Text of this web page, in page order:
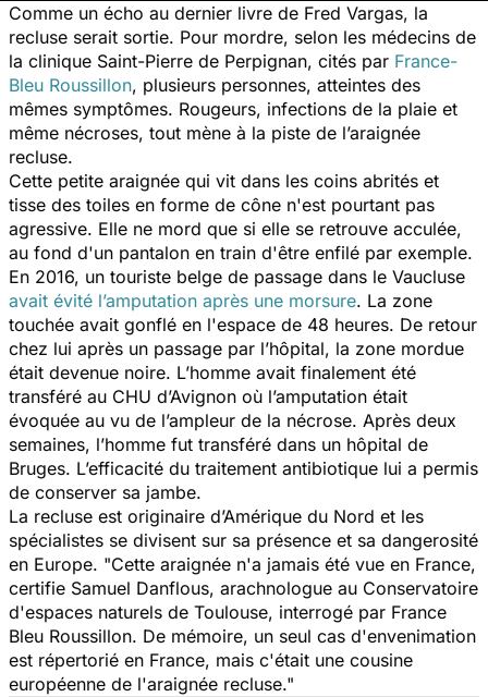
Comme un écho au dernier livre de Fred Vargas, la
recluse serait sortie. Pour mordre, selon les médecins de
la clinique Saint-Pierre de Perpignan, cités par France-
Bleu Roussillon, plusieurs personnes, atteintes des
mêmes symptômes. Rougeurs, infections de la plaie et
même nécroses, tout mène à la piste de l’araignée
recluse.
Cette petite araignée qui vit dans les coins abrités et
tisse des toiles en forme de cône n'est pourtant pas
agressive. Elle ne mord que si elle se retrouve acculée,
au fond d'un pantalon en train d'être enfilé par exemple.
En 2016, un touriste belge de passage dans le Vaucluse
avait évité l’amputation après une morsure. La zone
touchée avait gonflé en l'espace de 48 heures. De retour
chez lui après un passage par l’hôpital, la zone mordue
était devenue noire. L’homme avait finalement été
transféré au CHU d’Avignon où l’amputation était
évoquée au vu de l’ampleur de la nécrose. Après deux
semaines, l’homme fut transféré dans un hôpital de
Bruges. L’efficacité du traitement antibiotique lui a permis
de conserver sa jambe.
La recluse est originaire d’Amérique du Nord et les
spécialistes se divisent sur sa présence et sa dangerosité
en Europe. "Cette araignée n'a jamais été vue en France,
certifie Samuel Danflous, arachnologue au Conservatoire
d'espaces naturels de Toulouse, interrogé par France
Bleu Roussillon. De mémoire, un seul cas d'envenimation
est répertorié en France, mais c'était une cousine
européenne de l'araignée recluse."